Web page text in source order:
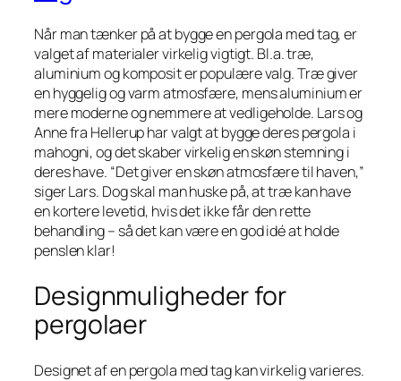
Når man tænker på at bygge en pergola med tag, er
valget af materialer virkelig vigtigt. Bl.a. træ,
aluminium og komposit er populære valg. Træ giver
en hyggelig og varm atmosfære, mens aluminium er
mere moderne og nemmere at vedligeholde. Lars og
Anne fra Hellerup har valgt at bygge deres pergola i
mahogni, og det skaber virkelig en skøn stemning i
deres have. “Det giver en skøn atmosfære til haven,”
siger Lars. Dog skal man huske på, at træ kan have
en kortere levetid, hvis det ikke får den rette
behandling – så det kan være en god idé at holde
penslen klar!
Designmuligheder for
pergolaer
Designet af en pergola med tag kan virkelig varieres.